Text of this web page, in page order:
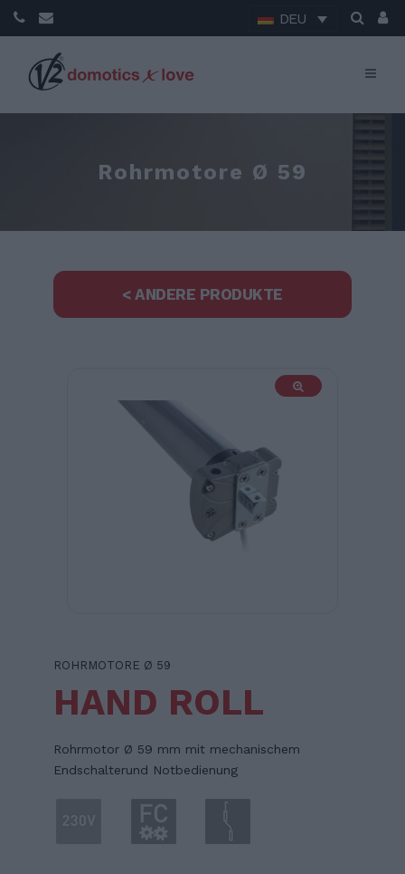
DEU
Rohrmotore Ø 59
< ANDERE PRODUKTE
ROHRMOTORE Ø 59
HAND ROLL
Rohrmotor Ø 59 mm mit mechanischem
Endschalterund Notbedienung